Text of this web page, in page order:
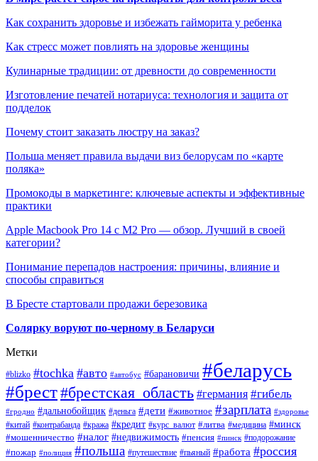
Как сохранить здоровье и избежать гайморита у ребенка
Как стресс может повлиять на здоровье женщины
Кулинарные традиции: от древности до современности
Изготовление печатей нотариуса: технология и защита от
подделок
Почему стоит заказать люстру на заказ?
Польша меняет правила выдачи виз белорусам по «карте
поляка»
Промокоды в маркетинге: ключевые аспекты и эффективные
практики
Apple Macbook Pro 14 с M2 Pro — обзор. Лучший в своей
категории?
Понимание перепадов настроения: причины, влияние и
способы справиться
В Бресте стартовали продажи березовика
Солярку воруют по-черному в Беларуси
Метки
#blizko #tochka #авто #автобус #барановичи #беларусь
#брест#брестская_область #германия #гибель
#гродно #дальнобойщик #деньга #дети #животное #зарплата #здоровье
#китай #контрабанда #кража #кредит #курс_валют #литва #медицина #минск
#мошенничество #налог #недвижимость #пенсия #пинск #подорожание
#пожар #полиция #польша #путешествие #пьяный #работа #россия